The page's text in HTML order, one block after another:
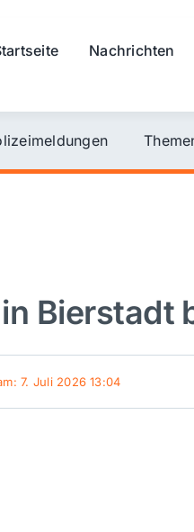
Nachrichten
Bierstadt
7. Juli 2026 13:04